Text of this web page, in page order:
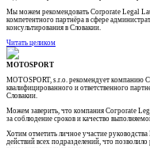
Мы можем рекомендовать Corporate Legal
компетентного партнёра в сфере
консультирования в Словакии.
Читать целиком
MOTOSPORT
MOTOSPORT, s.r.o. рекомендует компанию
квалифицированного и ответственного
Словакии.
Можем заверить, что компания Согроrate
за соблюдение сроков и качество
Хотим отметить личное участие
действий всех подразделений, что